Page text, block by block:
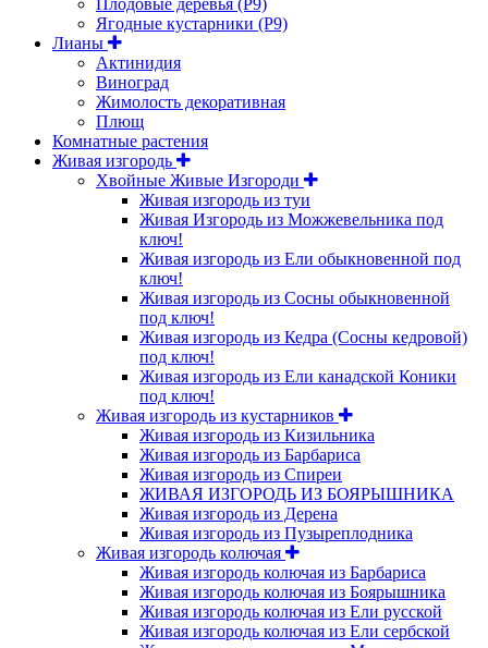
Плодовые деревья (Р9)
Ягодные кустарники (Р9)
Лианы
Актинидия
Виноград
Жимолость декоративная
Плющ
Комнатные растения
Живая изгородь
Хвойные Живые Изгороди
Живая изгородь из туи
Живая Изгородь из Можжевельника под
ключ!
Живая изгородь из Ели обыкновенной под
ключ!
Живая изгородь из Сосны обыкновенной
под ключ!
Живая изгородь из Кедра (Сосны кедровой)
под ключ!
Живая изгородь из Ели канадской Коники
под ключ!
Живая изгородь из кустарников
Живая изгородь из Кизильника
Живая изгородь из Барбариса
Живая изгородь из Спиреи
ЖИВАЯ ИЗГОРОДЬ ИЗ БОЯРЫШНИКА
Живая изгородь из Дерена
Живая изгородь из Пузыреплодника
Живая изгородь колючая
Живая изгородь колючая из Барбариса
Живая изгородь колючая из Боярышника
Живая изгородь колючая из Ели русской
Живая изгородь колючая из Ели сербской